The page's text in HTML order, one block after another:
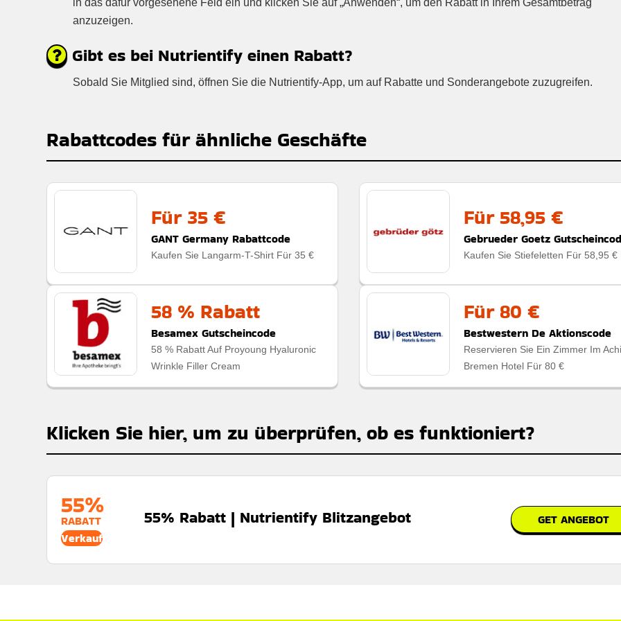
anzuzeigen.
Gibt es bei Nutrientify einen Rabatt?
Sobald Sie Mitglied sind, öffnen Sie die Nutrientify-App, um auf Rabatte und Sonderangebote zuzugreifen.
Rabattcodes für ähnliche Geschäfte
Für 35 €
GANT Germany Rabattcode
Kaufen Sie Langarm-T-Shirt Für 35 €
Für 58,95 €
Gebrueder Goetz
Kaufen Sie Stiefeletten Für 58,95 €
58 % Rabatt
Besamex Gutscheincode
58 % Rabatt Auf Proyoung Hyaluronic
Wrinkle Filler Cream
Für 80 €
Bestwestern De Aktionscode
Reservieren Sie Ein Zimmer Im
Bremen Hotel Für 80 €
Klicken Sie hier, um zu überprüfen, ob es funktioniert?
55%
RABATT
Verkauf
55% Rabatt | Nutrientify Blitzangebot GET ANGEBOT